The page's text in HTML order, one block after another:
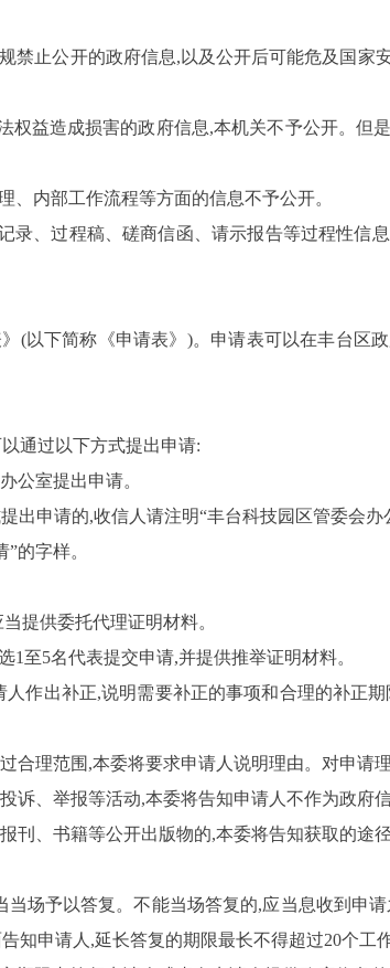
禁止公开的政府信息,以及公开后可能危及国家
权益造成损害的政府信息,本机关不予公开。但
、内部工作流程等方面的信息不予公开。
录、过程稿、磋商信函、请示报告等过程性信
(以下简称《申请表》 )。申请表可以在丰台区
通过以下方式提出申请:
公室提出申请。
出申请的,收信人请注明“丰台科技园区管委会
”的字样。
提供委托代理证明材料。
1至5名代表提交申请,并提供推举证明材料。
作出补正,说明需要补正的事项和合理的补正
合理范围,本委将要求申请人说明理由。对申请
诉、举报等活动,本委将告知申请人不作为政府
刊、书籍等公开出版物的,本委将告知获取的途径
场予以答复。不能当场答复的,应当息收到申请
知申请人,延长答复的期限最长不得超过20个工